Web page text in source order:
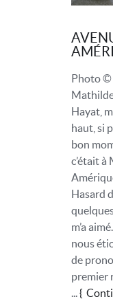
AVENUE DES
Photo ©
Hayat,
haut, si
bon
c’était à
Hasard
m’a
nous
de
premier
...